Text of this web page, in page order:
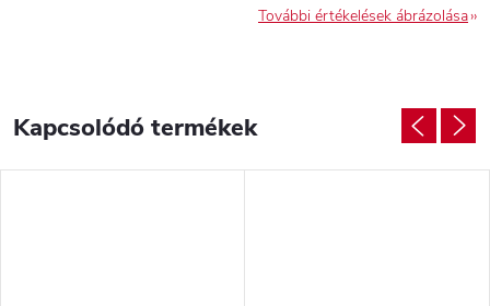
További értékelések ábrázolása
Kapcsolódó termékek